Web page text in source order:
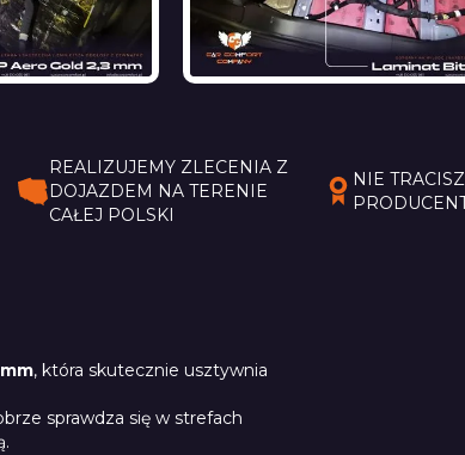
REALIZUJEMY ZLECENIA Z
DOJAZDEM NA TERENIE
CAŁEJ POLSKI
NIE
, która skutecznie usztywnia
sprawdza się w strefach